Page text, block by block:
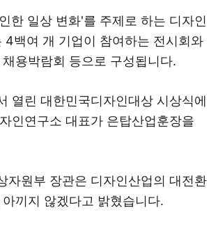
한 일상 변화'를 주제로 하는 디자인
4백여 개 기업이 참여하는 전시회와
용박람회 등으로 구성됩니다.
열린 대한민국디자인대상 시상식에
인연구소 대표가 은탑산업훈장을
자원부 장관은 디자인산업의 대전환
끼지 않겠다고 밝혔습니다.